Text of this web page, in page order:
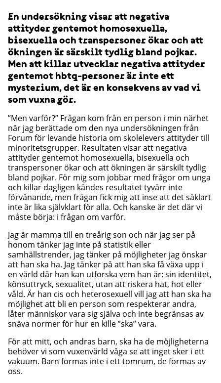
En undersökning visar att negativa
attityder gentemot homosexuella,
bisexuella och transpersoner ökar och att
ökningen är särskilt tydlig bland pojkar.
Men att killar utvecklar negativa attityder
gentemot hbtq-personer är inte ett
mysterium, det är en konsekvens av vad vi
som vuxna gör.
”Men varför?” Frågan kom från en person i min närhet
när jag berättade om den nya undersökningen från
Forum för levande historia om skolelevers attityder till
minoritetsgrupper. Resultaten visar att negativa
attityder gentemot homosexuella, bisexuella och
transpersoner ökar och att ökningen är särskilt tydlig
bland pojkar. För mig som jobbar med frågor om unga
och killar dagligen kändes resultatet tyvärr inte
förvånande, men frågan fick mig att inse att det såklart
inte är lika självklart för alla. Och kanske är det där vi
måste börja: i frågan om varför.
Jag är mamma till en treårig son och när jag ser på
honom tänker jag inte på statistik eller
samhällstrender, jag tänker på möjligheter jag önskar
att han ska ha. Jag tänker på att han ska få växa upp i
en värld där han kan utforska vem han är: sin identitet,
könsuttryck, sexualitet, utan att riskera hat, hot eller
våld. Är han cis och heterosexuell vill jag att han ska ha
möjlighet att bli en person som respekterar andra,
låter människor vara sig själva och inte begränsas av
snäva normer för hur en kille ”ska” vara.
För att mitt, och andras barn, ska ha de möjligheterna
behöver vi som vuxenvärld våga se att inget sker i ett
vakuum. Barn formas inte i ett tomrum, de formas av
oss.